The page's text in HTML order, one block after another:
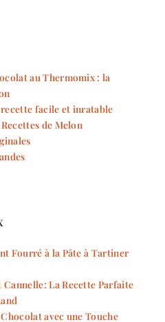
au Thermomix : la
facile et inratable
de Melon
Fourré à la Pâte à Tartiner
La Recette Parfaite
avec une Touche